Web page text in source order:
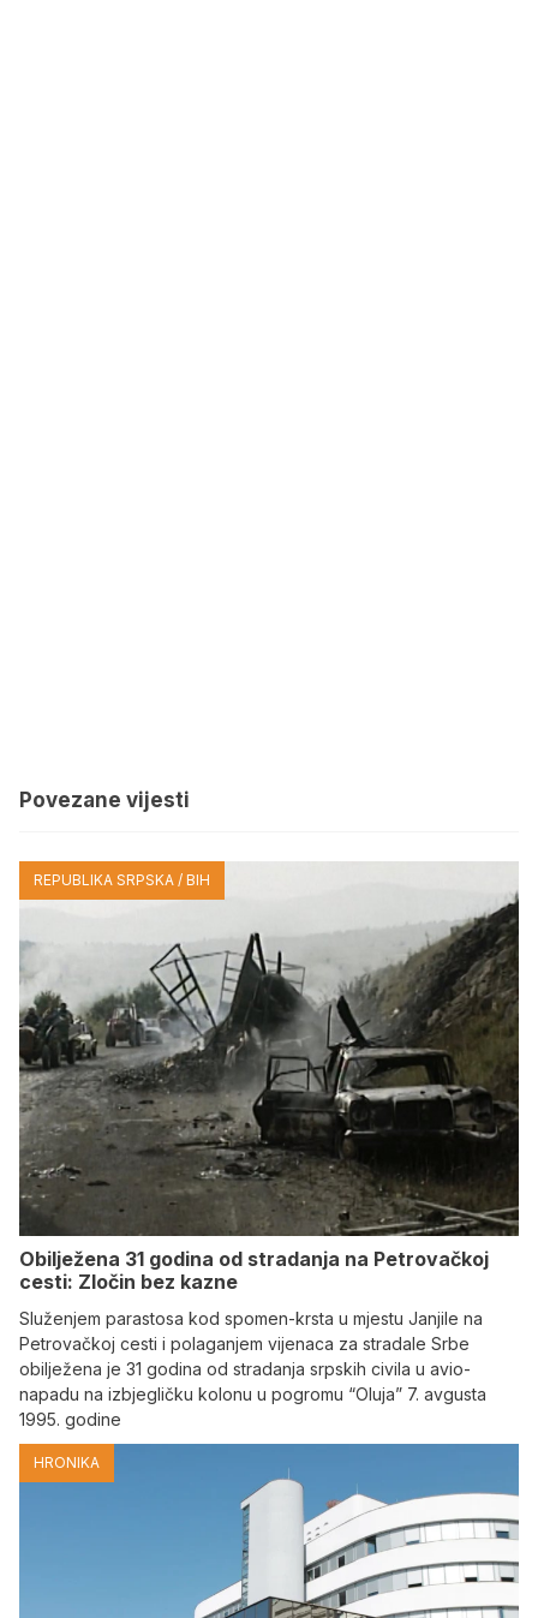
Povezane vijesti
REPUBLIKA SRPSKA / BIH
Obilježena 31 godina od stradanja na Petrovačkoj
cesti: Zločin bez kazne
Služenjem parastosa kod spomen-krsta u mjestu Janjile na
Petrovačkoj cesti i polaganjem vijenaca za stradale Srbe
obilježena je 31 godina od stradanja srpskih civila u avio-
napadu na izbjegličku kolonu u pogromu “Oluja” 7. avgusta
1995. godine
HRONIKA